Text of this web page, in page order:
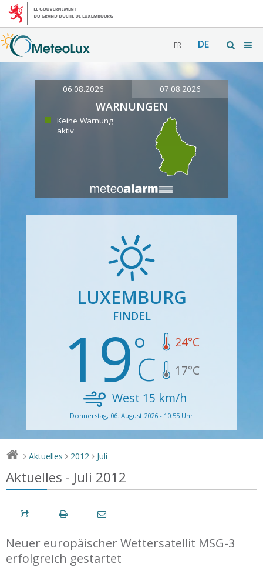
FR DE
06.08.2026 07.08.2026
WARNUNGEN
Keine Warnung
aktiv
LUXEMBURG
FINDEL
19 24°C
17°C
West 15 km/h
Donnerstag, 06. August 2026 - 10:55 Uhr
> Aktuelles > 2012 > Juli
Aktuelles - Juli 2012
Neuer europäischer Wettersatellit MSG-3
erfolgreich gestartet